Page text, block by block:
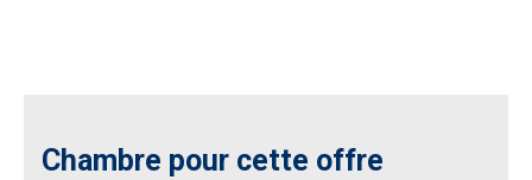
Chambre pour cette offre